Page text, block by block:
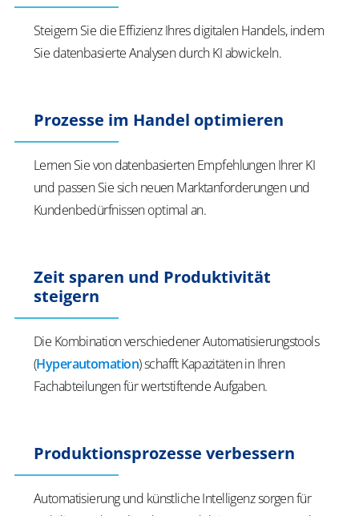
Steigern Sie die Effizienz Ihres digitalen Handels, indem
Sie datenbasierte Analysen durch KI abwickeln.
Prozesse im Handel optimieren
Lernen Sie von datenbasierten Empfehlungen Ihrer KI
und passen Sie sich neuen Marktanforderungen und
Kundenbedürfnissen optimal an.
Zeit sparen und Produktivität
steigern
Die Kombination verschiedener Automatisierungstools
(Hyperautomation) schafft Kapazitäten in Ihren
Fachabteilungen für wertstiftende Aufgaben.
Produktionsprozesse verbessern
Automatisierung und künstliche Intelligenz sorgen für